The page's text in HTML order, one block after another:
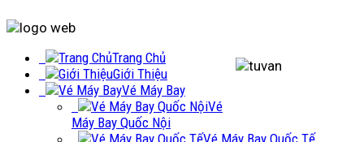
Trang Chủ
Giới Thiệu
Vé Máy Bay
Vé
Máy Bay Quốc Nội
Vé Máy Bay Quốc Tế